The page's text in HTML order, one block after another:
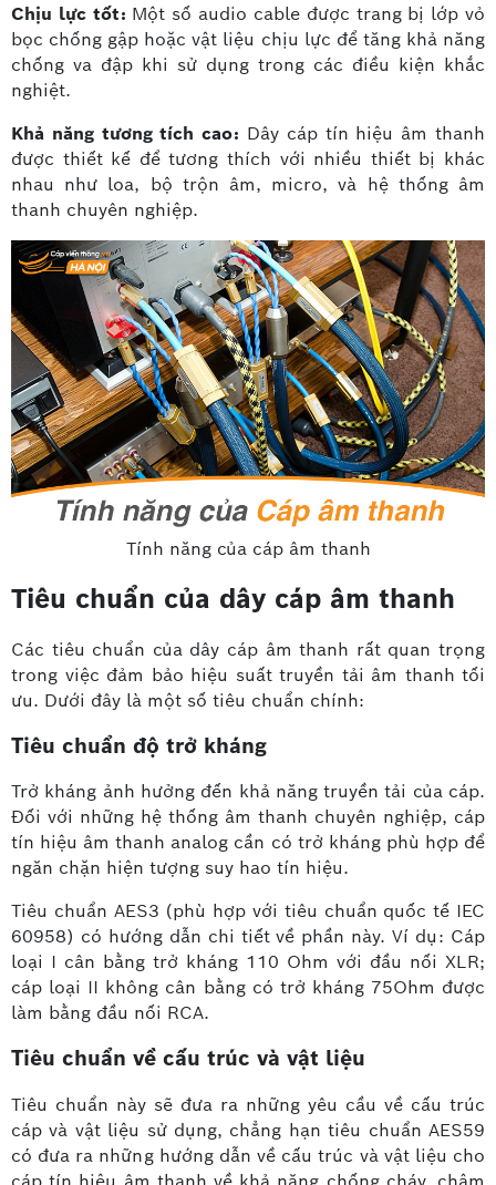
Chịu lực tốt: Một số audio cable được trang bị lớp vỏ
bọc chống gập hoặc vật liệu chịu lực để tăng khả năng
chống va đập khi sử dụng trong các điều kiện khắc
nghiệt.
Khả năng tương tích cao: Dây cáp tín hiệu âm thanh
được thiết kế để tương thích với nhiều thiết bị khác
nhau như loa, bộ trộn âm, micro, và hệ thống âm
thanh chuyên nghiệp.
Tính năng của cáp âm thanh
Tiêu chuẩn của dây cáp âm thanh
Các tiêu chuẩn của dây cáp âm thanh rất quan trọng
trong việc đảm bảo hiệu suất truyền tải âm thanh tối
ưu. Dưới đây là một số tiêu chuẩn chính:
Tiêu chuẩn độ trở kháng
Trở kháng ảnh hưởng đến khả năng truyền tải của cáp.
Đối với những hệ thống âm thanh chuyên nghiệp, cáp
tín hiệu âm thanh analog cần có trở kháng phù hợp để
ngăn chặn hiện tượng suy hao tín hiệu.
Tiêu chuẩn AES3 (phù hợp với tiêu chuẩn quốc tế IEC
60958) có hướng dẫn chi tiết về phần này. Ví dụ: Cáp
loại I cân bằng trở kháng 110 Ohm với đầu nối XLR;
cáp loại II không cân bằng có trở kháng 75Ohm được
làm bằng đầu nối RCA.
Tiêu chuẩn về cấu trúc và vật liệu
Tiêu chuẩn này sẽ đưa ra những yêu cầu về cấu trúc
cáp và vật liệu sử dụng, chẳng hạn tiêu chuẩn AES59
có đưa ra những hướng dẫn về cấu trúc và vật liệu cho